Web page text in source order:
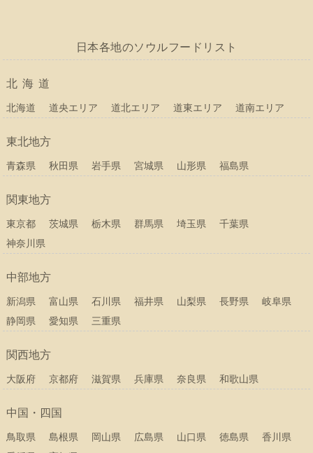
日本各地のソウルフードリスト
北海道
北海道 道央エリア 道北エリア 道東エリア 道南エリア
東北地方
青森県 秋田県 岩手県 宮城県 山形県 福島県
関東地方
東京都 茨城県 栃木県 群馬県 埼玉県
千葉県
神奈川県
中部地方
新潟県 富山県 石川県 福井県 山梨県 長野県
岐阜県
静岡県
愛知県 三重県
関西地方
大阪府 京都府 滋賀県 兵庫県 奈良県 和歌山県
中国・四国
鳥取県 島根県 岡山県 広島県 山口県 徳島県
香川県